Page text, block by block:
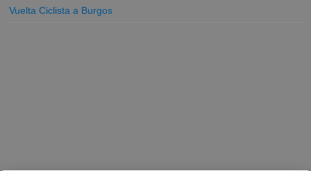
Vuelta Ciclista a Burgos